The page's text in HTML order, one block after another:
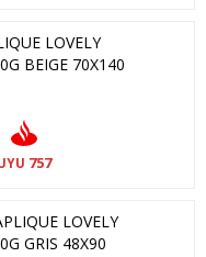
LOVELY
BEIGE 70X140
757
LOVELY
GRIS 48X90